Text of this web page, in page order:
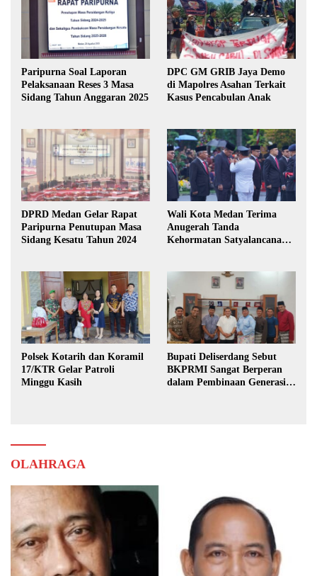
Paripurna Soal Laporan
Pelaksanaan Reses 3 Masa
Sidang Tahun Anggaran 2025
DPC GM GRIB Jaya Demo
di Mapolres Asahan Terkait
Kasus Pencabulan Anak
DPRD Medan Gelar Rapat
Paripurna Penutupan Masa
Sidang Kesatu Tahun 2024
Wali Kota Medan Terima
Anugerah Tanda
Kehormatan Satyalancana
Polsek Kotarih dan Koramil
17/KTR Gelar Patroli
Minggu Kasih
Bupati Deliserdang Sebut
BKPRMI Sangat Berperan
dalam Pembinaan Generasi
OLAHRAGA